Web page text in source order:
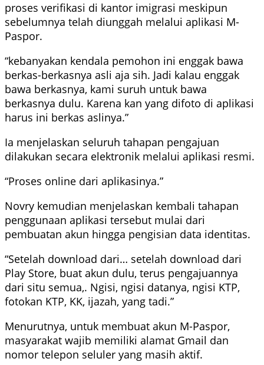
proses verifikasi di kantor imigrasi meskipun
sebelumnya telah diunggah melalui aplikasi M-
Paspor.
“kebanyakan kendala pemohon ini enggak bawa
berkas-berkasnya asli aja sih. Jadi kalau enggak
bawa berkasnya, kami suruh untuk bawa
berkasnya dulu. Karena kan yang difoto di aplikasi
harus ini berkas aslinya.”
Ia menjelaskan seluruh tahapan pengajuan
dilakukan secara elektronik melalui aplikasi resmi.
“Proses online dari aplikasinya.”
Novry kemudian menjelaskan kembali tahapan
penggunaan aplikasi tersebut mulai dari
pembuatan akun hingga pengisian data identitas.
“Setelah download dari… setelah download dari
Play Store, buat akun dulu, terus pengajuannya
dari situ semua,. Ngisi, ngisi datanya, ngisi KTP,
fotokan KTP, KK, ijazah, yang tadi.”
Menurutnya, untuk membuat akun M-Paspor,
masyarakat wajib memiliki alamat Gmail dan
nomor telepon seluler yang masih aktif.